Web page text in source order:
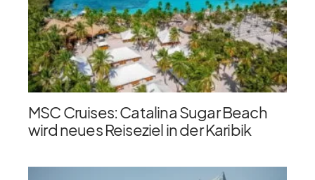
MSC Cruises: Catalina Sugar Beach
wird neues Reiseziel in der Karibik